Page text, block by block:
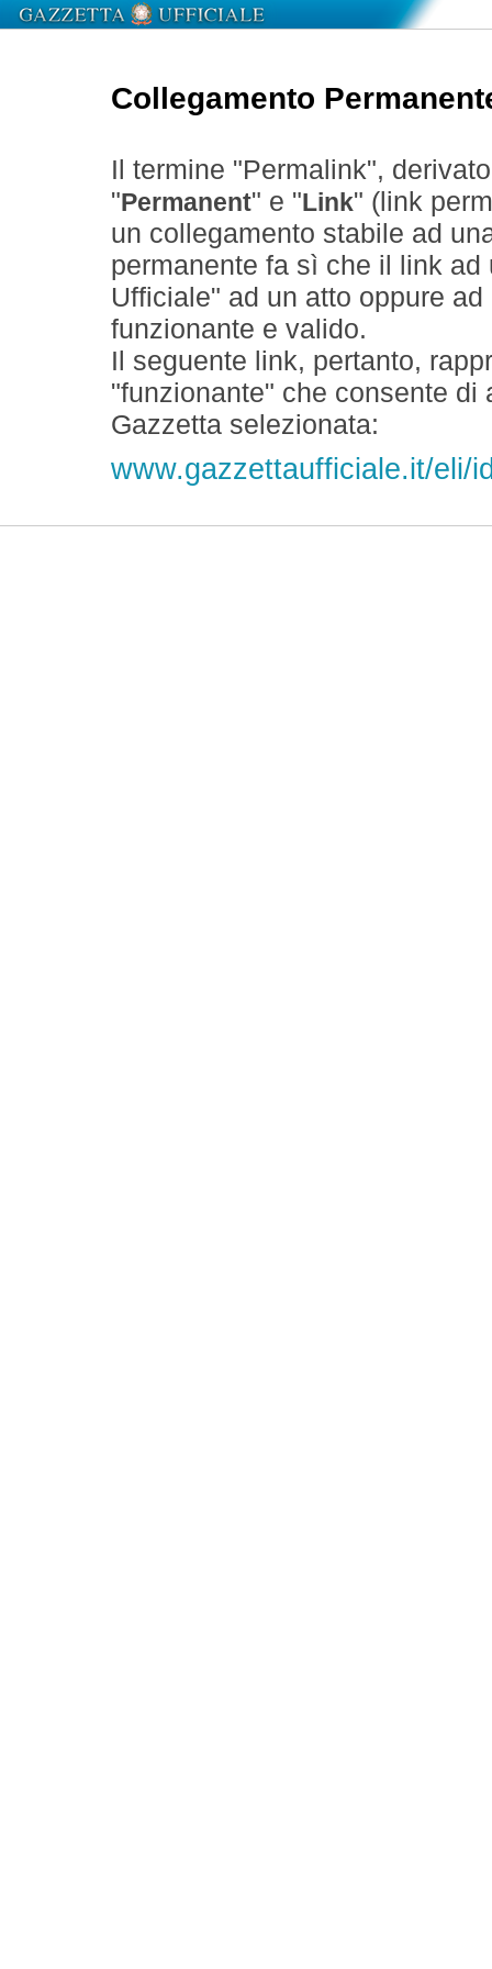
Collegamento
Il termine "Permalink",
" Permanent" e " Link" (link
un collegamento stabile ad
permanente fa sì che il link
Ufficiale" ad un atto oppure
funzionante e valido.
Il seguente link, pertanto,
"funzionante" che consente
Gazzetta selezionata:
www.gazzettaufficiale.it/eli/